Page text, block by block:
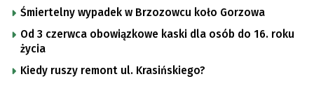
Śmiertelny wypadek w Brzozowcu koło Gorzowa
Od 3 czerwca obowiązkowe kaski dla osób do 16. roku
życia
Kiedy ruszy remont ul. Krasińskiego?